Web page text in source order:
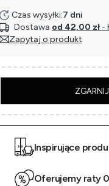
Czas wysyłki:7 dni
Dostawa od 42,00 zł -
Zapytaj o produkt
Inspirujące
Oferujemy raty